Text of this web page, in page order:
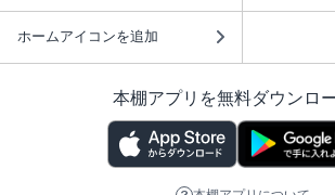
ホームアイコンを追加
本棚アプリを無料ダウンロ